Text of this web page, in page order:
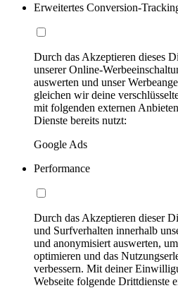
Erweitertes Conversion-
Durch das Akzeptieren dieses
unserer Online-
auswerten und unser
gleichen wir deine
mit folgenden externen
Dienste bereits nutzt:
Google Ads
Performance
Durch das Akzeptieren dieser
und Surfverhalten innerhalb
und anonymisiert auswerten,
optimieren und das
verbessern. Mit deiner
Webseite folgende Drittdienste